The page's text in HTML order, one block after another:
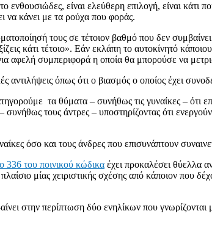
είναι ελεύθερη επιλογή, είναι κάτι
να κάνει με τα ρούχα που φοράς.
τους σε τέτοιον βαθμό που δεν
κάτι τέτοιο». Εάν εκλάπη το αυτοκίνητό
αφελή συμπεριφορά η οποία θα μπορούσε να
όπως ότι ο βιασμός ο οποίος έχει
τα θύματα – συνήθως τις γυναίκες – ότι
τους άντρες – υποστηρίζοντας ότι ενεργούν
όσο και τους άνδρες που επισυνάπτουν
του ποινικού κώδικα έχει προκαλέσει θύελλα
μίας χειριστικής σχέσης από κάποιον που
στην περίπτωση δύο ενηλίκων που